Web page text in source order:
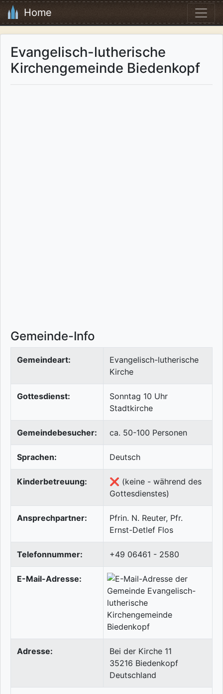
Home
Evangelisch-lutherische
Kirchengemeinde Biedenkopf
Gemeinde-Info
Gemeindeart:
Evangelisch-lutherische
Kirche
Gottesdienst:
Sonntag 10 Uhr
Stadtkirche
Gemeindebesucher: ca. 50-100 Personen
Sprachen: Deutsch
Kinderbetreuung:
❌ (keine - während des
Gottesdienstes)
Ansprechpartner:
Pfrin. N. Reuter, Pfr.
Ernst-Detlef Flos
Telefonnummer: +49 06461 - 2580
E-Mail-Adresse:
Adresse:
Bei der Kirche 11
35216 Biedenkopf
Deutschland